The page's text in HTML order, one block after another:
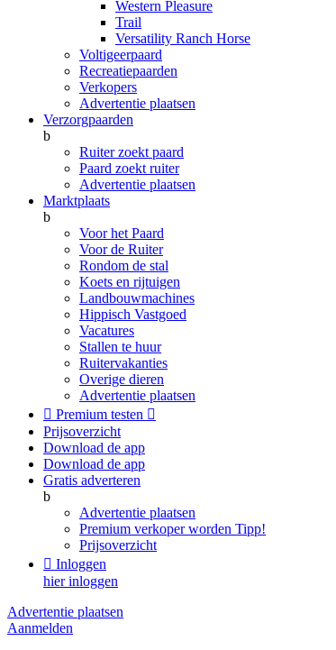
Western Pleasure
Trail
Versatility Ranch Horse
Voltigeerpaard
Recreatiepaarden
Verkopers
Advertentie plaatsen
Verzorgpaarden
b
Ruiter zoekt paard
Paard zoekt ruiter
Advertentie plaatsen
Marktplaats
b
Voor het Paard
Voor de Ruiter
Rondom de stal
Koets en rijtuigen
Landbouwmachines
Hippisch Vastgoed
Vacatures
Stallen te huur
Ruitervakanties
Overige dieren
Advertentie plaatsen
 Premium testen 
Prijsoverzicht
Download de app
Download de app
Gratis adverteren
b
Advertentie plaatsen
Premium verkoper worden Tipp!
Prijsoverzicht
 Inloggen
hier inloggen
Advertentie plaatsen
Aanmelden